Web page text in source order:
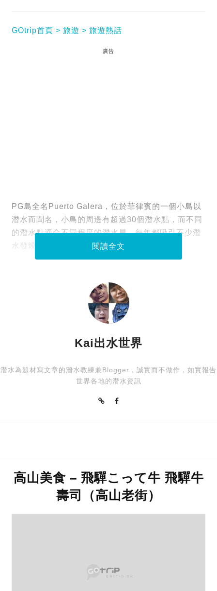
GOtrip首頁 旅遊 旅遊熱話
廣告
PG島全名Puerto Galera，位於菲律賓的一個小島以
潛水而聞名，小島的周邊有超過30個潛水點，而不同
的潛水點適合不同程度的潛水員，每年都吸引不少潛
水發燒友去度假。
閱讀全文
Kai出水世界
潛水為題材寫文章的潛水教練兼Blogger，誠實而不做作，如實報告
世界各地的潛水資訊
高山美食 – 飛驒こって牛 飛驒牛
壽司（高山老街）